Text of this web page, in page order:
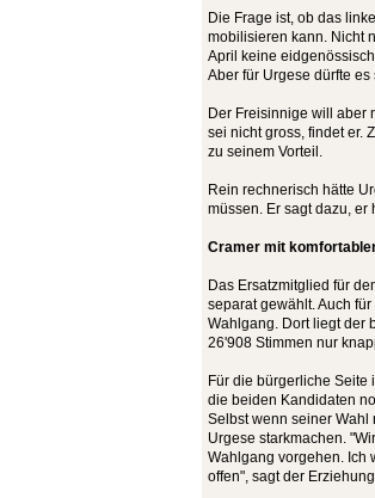
Die Frage ist, ob das
mobilisieren kann. Nicht
April keine
Aber für Urgese dürfte
Der Freisinnige will aber
sei nicht gross, findet er.
zu seinem Vorteil.
Rein rechnerisch hätte
müssen. Er sagt dazu, er
Cramer mit
Das Ersatzmitglied für
separat gewählt. Auch
Wahlgang. Dort liegt der
26'908 Stimmen nur
Für die bürgerliche Seite
die beiden Kandidaten
Selbst wenn seiner Wahl
Urgese starkmachen.
Wahlgang vorgehen. Ich
offen", sagt der